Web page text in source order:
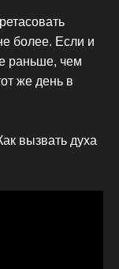
более. Если и
раньше, чем
же день в
вызвать духа